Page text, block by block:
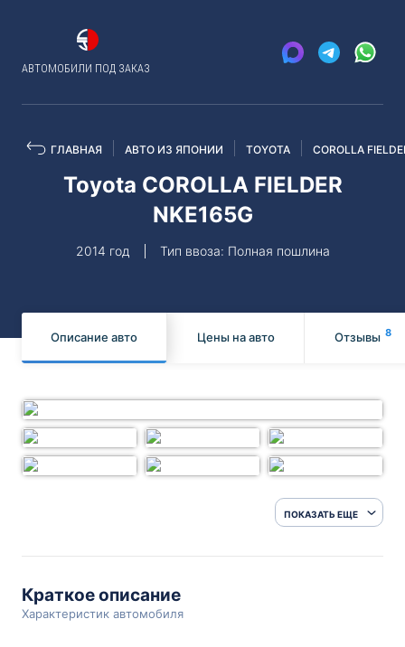
АВТОМОБИЛИ ПОД ЗАКАЗ
ГЛАВНАЯ АВТО ИЗ ЯПОНИИ TOYOTA COROLLA
Toyota COROLLA FIELDER
NKE165G
2014 год Тип ввоза: Полная пошлина
Описание авто Цены на авто Отзывы 8
ПОКАЗАТЬ ЕЩЕ
Краткое описание
Характеристик автомобиля